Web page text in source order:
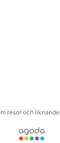
resor och